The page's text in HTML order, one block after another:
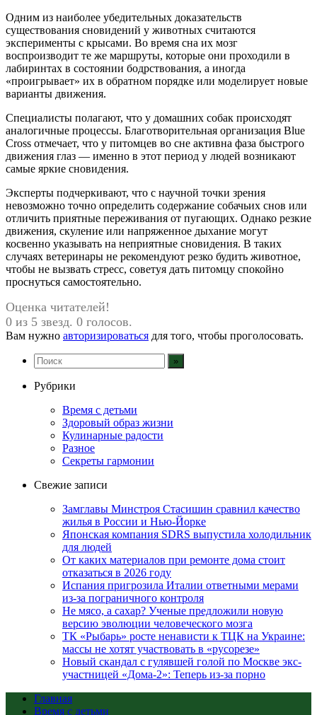
Одним из наиболее убедительных доказательств
существования сновидений у животных считаются
эксперименты с крысами. Во время сна их мозг
воспроизводит те же маршруты, которые они проходили в
лабиринтах в состоянии бодрствования, а иногда
«проигрывает» их в обратном порядке или моделирует новые
варианты движения.
Специалисты полагают, что у домашних собак происходят
аналогичные процессы. Благотворительная организация Blue
Cross отмечает, что у питомцев во сне активна фаза быстрого
движения глаз — именно в этот период у людей возникают
самые яркие сновидения.
Эксперты подчеркивают, что с научной точки зрения
невозможно точно определить содержание собачьих снов или
отличить приятные переживания от пугающих. Однако резкие
движения, скуление или напряженное дыхание могут
косвенно указывать на неприятные сновидения. В таких
случаях ветеринары не рекомендуют резко будить животное,
чтобы не вызвать стресс, советуя дать питомцу спокойно
проснуться самостоятельно.
Оценка читателей!
0 из 5 звезд. 0 голосов.
Вам нужно авторизироваться для того, чтобы проголосовать.
Рубрики
Время с детьми
Здоровый образ жизни
Кулинарные радости
Разное
Секреты гармонии
Свежие записи
Замглавы Минстроя Стасишин сравнил качество
жилья в России и Нью-Йорке
Японская компания SDRS выпустила холодильник
для людей
От каких материалов при ремонте дома стоит
отказаться в 2026 году
Испания пригрозила Италии ответными мерами
из-за пограничного контроля
Не мясо, а сахар? Ученые предложили новую
версию эволюции человеческого мозга
ТК «Рыбарь» росте ненависти к ТЦК на Украине:
массы не хотят участвовать в «русорезе»
Новый скандал с гулявшей голой по Москве экс-
участницей «Дома-2»: Теперь из-за порно
Главная
Время с детьми